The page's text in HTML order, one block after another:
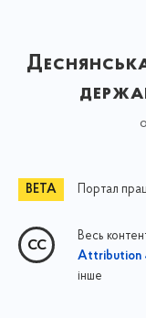
Портал
Весь
Attribution
інше